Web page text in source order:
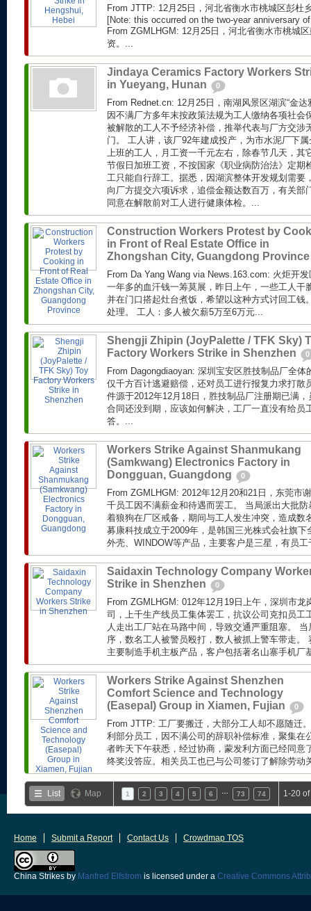
From JTTP: 12月25日，河北省衡水市桃城区彭杜
[Note: this occurred on the two-year anniversary
From ZGMLHGM: 12月25日，河北省衡水市桃城
资。...
Jindaya Ceramics Factory Workers
in Yueyang, Hunan
0
From Rednet.cn: 12月25日，南湖风景区湖滨“金
因不满厂方多年末按政策法规为工人缴纳各项社会
被解散的工人不予经济补偿，推举代表与厂方交涉
门。 工人讲，该厂92年建成投产，为市水泥厂下
上班的工人，月工资一千元左右，除春节几天，其
节假日加班工资，不按国家《职业病防治法》定期
工只能自行辞工。据悉，因湖滨整体开发规划需要
向厂方提交六项诉求，追偿金额达数百万，有关部
同意在解散前对工人进行健康体检。...
Construction Workers Protest by
in Front of Real Estate Office in
Zhongshan City, Guangdong
From Da Yang Wang via News.163.com: 火炬开
一年多的血汗钱一筹莫展，昨日上午，一些工人干
并在门口搭起灶台煮饭，希望以这种方式讨回工钱
处理。 工人：多人被欠薪5万至6万元...
Shengji Zhipin (JoyPalette / TFK Sky)
Factory Workers Strike in Shenzhen
0
From Dagongdiaoyan: 深圳宝安区胜技制品厂全
仅千方百计逃避赔偿，还对员工进行报复力求打散
件源于2012年12月18日，胜技制品厂注册期已满，
合同还没到期，应该如何解决，工厂一直没有给员
答。...
Workers Strike Against Shanmukang
(Samkwang) Electronics Factory in
Dongguan, Guangdong
0
From ZGMLHGM: 2012年12月20和21日，东莞市
千员工因不满薪金和待遇而罢工。 当局派出大批
着狼狗在厂区戒备，期间与工人发生冲突，造成数
募康科技成立于2009年，是韩国三光株式会社旗
外壳、WINDOW等产品，主要客户是三星，有员工
Saidaxin Technology Company
Strike in Shenzhen
0
From ZGMLHGM: 012年12月19日上午，深圳市龙
司，上千生产线员工集体罢工，抗议公司克扣员工
人走出工厂站在马路中间，导致交通严重阻塞。
序，数名工人被警员殴打，数人被抓上警车带走。
主要制造手机主板产品，客户包括著名山寨手机厂
Workers Strike Against Shenzhen
Comfort Science and Technology
(Easepal) Group in Xiamen, Fujian
0
From JTTP: 工厂要搬迁，大部分工人却不愿随迁
利部分员工，因不满公司的辞职补偿标准，聚集在
者昨天下午获悉，经过协商，蒙发利方面已经同意
终奖没答应。相关员工也已与公司签订了解除劳动
List Map 1 2 3 4 5 6 73 74 1-20
Home Submit a Report Contact Us Crowdmap TOS
China Strikes by Manfred Elfstrom is licensed under a Creative Commons